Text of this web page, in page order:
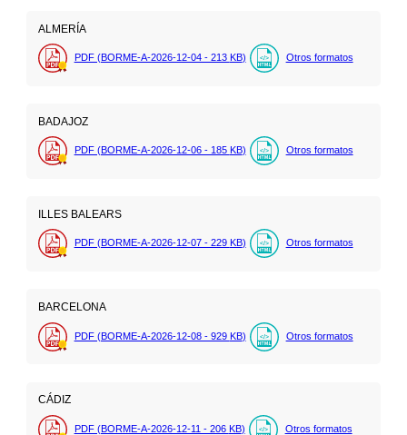
ALMERÍA
PDF (BORME-A-2026-12-04 - 213 KB) Otros formatos
BADAJOZ
PDF (BORME-A-2026-12-06 - 185 KB) Otros formatos
ILLES BALEARS
PDF (BORME-A-2026-12-07 - 229 KB) Otros formatos
BARCELONA
PDF (BORME-A-2026-12-08 - 929 KB) Otros formatos
CÁDIZ
PDF (BORME-A-2026-12-11 - 206 KB) Otros formatos